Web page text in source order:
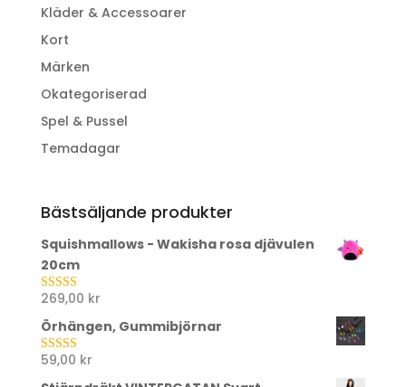
Kläder & Accessoarer
Kort
Märken
Okategoriserad
Spel & Pussel
Temadagar
Bästsäljande produkter
Squishmallows - Wakisha rosa djävulen
20cm
Betygsatt
269,00 kr
Örhängen, Gummibjörnar
Betygsatt
59,00 kr